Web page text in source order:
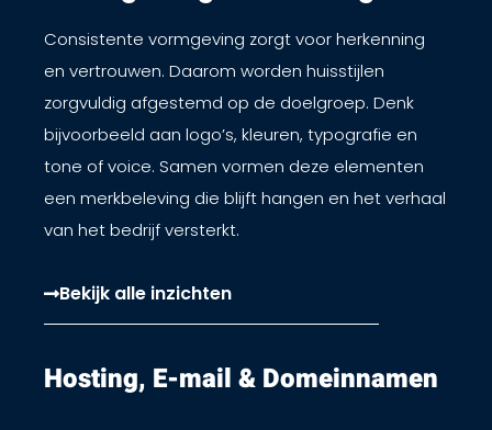
Consistente vormgeving zorgt voor herkenning
en vertrouwen. Daarom worden huisstijlen
zorgvuldig afgestemd op de doelgroep. Denk
bijvoorbeeld aan logo’s, kleuren, typografie en
tone of voice. Samen vormen deze elementen
een merkbeleving die blijft hangen en het verhaal
van het bedrijf versterkt.
Bekijk alle inzichten
Hosting, E-mail & Domeinnamen​